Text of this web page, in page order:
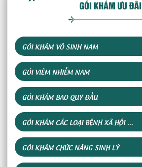
GÓI KHÁM ƯU ĐÃI
GÓI KHÁM VÔ SINH NAM
GÓI VIÊM NHIỄM NAM
GÓI KHÁM BAO QUY ĐẦU
GÓI KHÁM CÁC LOẠI BỆNH XÃ HỘI ...
GÓI KHÁM CHỨC NĂNG SINH LÝ